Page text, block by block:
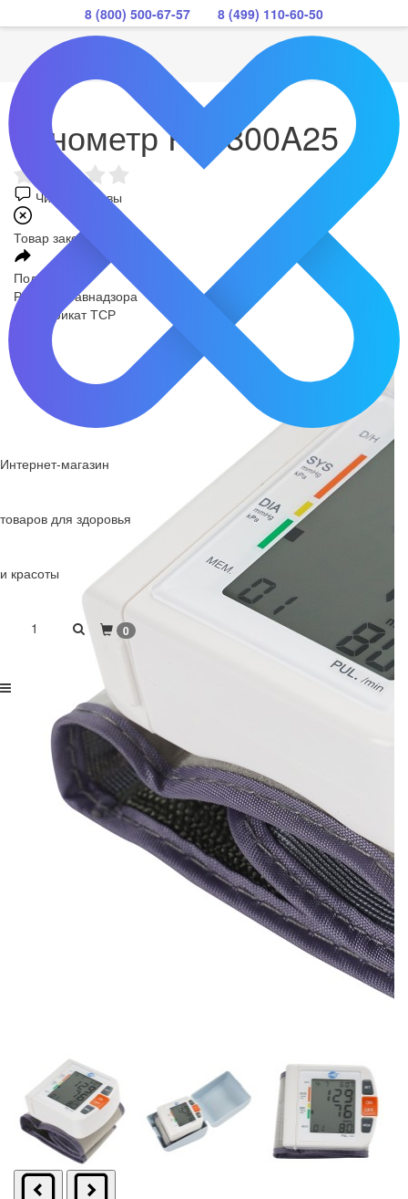
8 (800) 500-67-57 8 (499) 110-60-50
Интернет-магазин
товаров для здоровья
и красоты
1 0
Тонометр PG-800A25
Читать отзывы
Товар закончился
Поделиться
РУ Росздравнадзора
Сертификат ТСР